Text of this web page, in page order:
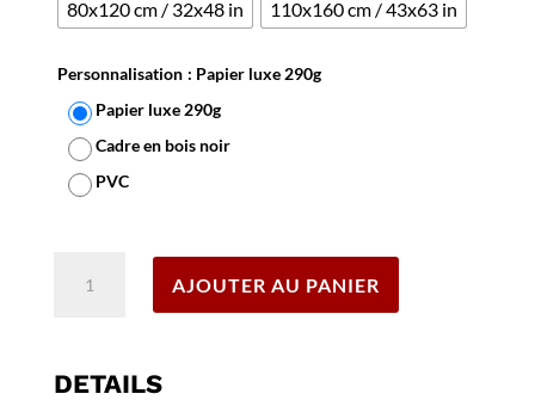
80x120 cm / 32x48 in
110x160 cm / 43x63 in
Personnalisation : Papier luxe 290g
Papier luxe 290g
Cadre en bois noir
PVC
du
AJOUTER AU PANIER
DETAILS